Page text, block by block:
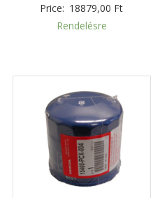
Price: 18879,00 Ft
Rendelésre